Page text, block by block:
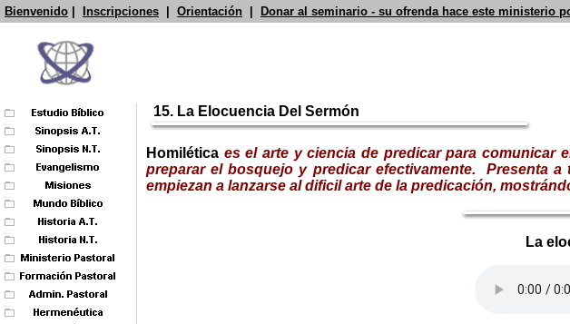
Bienvenido Inscripciones Orientación Donar al seminario - su ofrenda hace este ministerio
15. La Elocuencia Del Sermón
Homilética es el arte y ciencia de predicar para comunicar
preparar el bosquejo y predicar efectivamente.
Presenta a
empiezan a lanzarse al dificil arte de la predicación,
La